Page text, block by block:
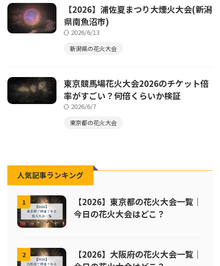
【2026】浦佐夏まつり大煙火大会(新潟
県南魚沼市)
2026/6/13
新潟県の花火大会
東京競馬場花火大会2026のチケット倍
率がすごい？何倍くらいか検証
2026/6/7
東京都の花火大会
人気記事ランキング
1
【2026】東京都の花火大会一覧｜
今日の花火大会はどこ？
2
【2026】大阪府の花火大会一覧｜